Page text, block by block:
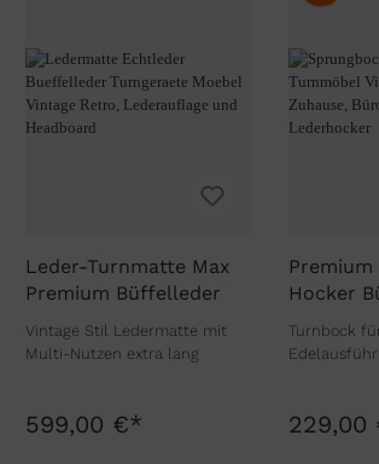
Leder-Turnmatte Max
Premium Büffelleder
Vintage Stil Ledermatte mit
Multi-Nutzen extra lang
599,00 €*
Hocker
Turnbock
229,00